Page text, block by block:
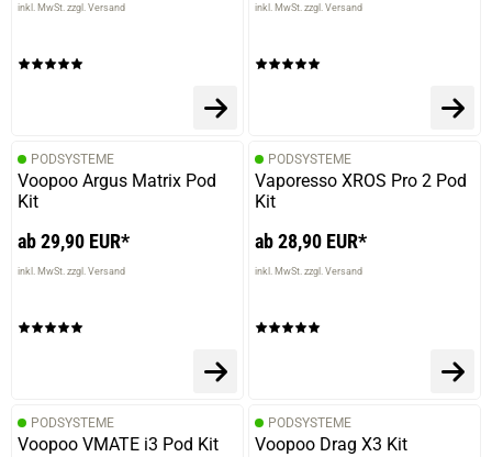
inkl. MwSt. zzgl. Versand inkl. MwSt. zzgl. Versand
PODSYSTEME
Voopoo Argus Matrix Pod
Kit
ab 29,90 EUR*
inkl. MwSt. zzgl. Versand
PODSYSTEME
Vaporesso XROS Pro 2 Pod
Kit
ab 28,90 EUR*
inkl. MwSt. zzgl. Versand
PODSYSTEME
Voopoo VMATE i3 Pod Kit
PODSYSTEME
Voopoo Drag X3 Kit